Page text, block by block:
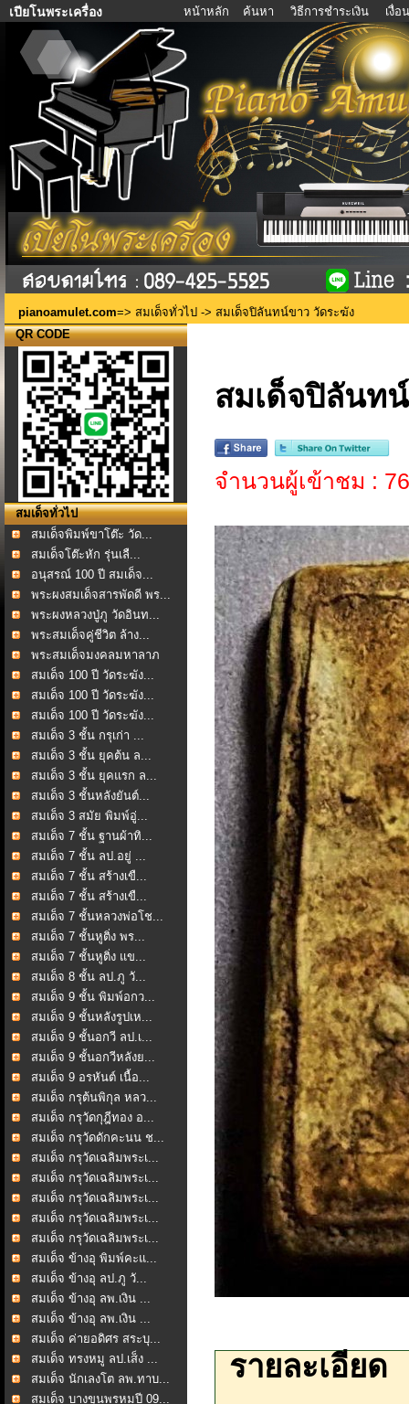
เปียโนพระเครื่อง หน้าหลัก ค้นหา วิธีการชำระเงิน เงื่
pianoamulet.com=> สมเด็จทั่วไป -> สมเด็จปิลันทน์ขาว วัดระฆัง
QR CODE
สมเด็จทั่วไป
สมเด็จพิมพ์ขาโต๊ะ วัด...
สมเด็จโต๊ะหัก รุ่นเลื...
อนุสรณ์ 100 ปี สมเด็จ...
พระผงสมเด็จสารพัดดี พร...
พระผงหลวงปู่ภู วัดอินท...
พระสมเด็จคู่ชีวิต ล้าง...
พระสมเด็จมงคลมหาลาภ
หล... สมเด็จ 100 ปี วัดระฆัง...
สมเด็จ 100 ปี วัดระฆัง...
สมเด็จ 100 ปี วัดระฆัง...
สมเด็จ 3 ชั้น กรุเก่า ...
สมเด็จ 3 ชั้น ยุคต้น ล...
สมเด็จ 3 ชั้น ยุคแรก ล...
สมเด็จ 3 ชั้นหลังยันต์...
สมเด็จ 3 สมัย พิมพ์อู่...
สมเด็จ 7 ชั้น ฐานผ้าทิ...
สมเด็จ 7 ชั้น ลป.อยู่ ...
สมเด็จ 7 ชั้น สร้างเขื...
สมเด็จ 7 ชั้น สร้างเขื...
สมเด็จ 7 ชั้นหลวงพ่อโช...
สมเด็จ 7 ชั้นหูติ่ง พร...
สมเด็จ 7 ชั้นหูติ่ง แข...
สมเด็จ 8 ชั้น ลป.ภู วั...
สมเด็จ 9 ชั้น พิมพ์อกว...
สมเด็จ 9 ชั้นหลังรูปเห...
สมเด็จ 9 ชั้นอกวี ลป.เ...
สมเด็จ 9 ชั้นอกวีหลังย...
สมเด็จ 9 อรหันต์ เนื้อ...
สมเด็จ กรุต้นพิกุล หลว...
สมเด็จ กรุวัดกุฎีทอง อ...
สมเด็จ กรุวัดดักคะนน ช...
สมเด็จ กรุวัดเฉลิมพระเ...
สมเด็จ กรุวัดเฉลิมพระเ...
สมเด็จ กรุวัดเฉลิมพระเ...
สมเด็จ กรุวัดเฉลิมพระเ...
สมเด็จ กรุวัดเฉลิมพระเ...
สมเด็จ ข้างอุ พิมพ์คะแ...
สมเด็จ ข้างอุ ลป.ภู วั...
สมเด็จ ข้างอุ ลพ.เงิน ...
สมเด็จ ข้างอุ ลพ.เงิน ...
สมเด็จ ค่ายอดิศร สระบุ...
สมเด็จ ทรงหมู ลป.เส็ง ...
สมเด็จ นักเลงโต ลพ.ทาบ...
สมเด็จ บางขุนพรหมปี 09...
สมเด็จปิลันท
จำนวนผู้เข้าชม :
รายละเอียด